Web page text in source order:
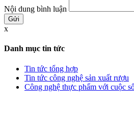
Nội dung bình luận
x
Danh mục tin tức
Tin tức tổng hợp
Tin tức công nghệ sản xuất rượu
Công nghệ thực phẩm với cuộc